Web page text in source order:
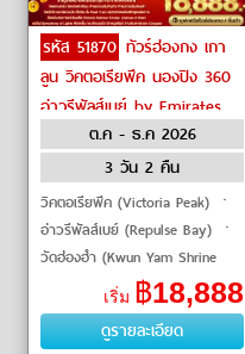
รหัส 51870 ทัวร์ฮ่องกง เกา
ลูน วิคตอเรียพีค นองปิง 360
อ่าวรีพัลส์เบย์ by Emirates
ต.ค - ธ.ค 2026
3 วัน 2 คืน
วิคตอเรียพีค (Victoria Peak) ㆍ
อ่าวรีพัลส์เบย์ (Repulse Bay) ㆍ
วัดฮ่องฮำ (Kwun Yam Shrine
Hung Hom) ㆍ วัดหวังต้าเซียน
(Wong Tai Sin Temple) ㆍ ล่อง
เรือวิกตอเรี
เริ่ม ฿18,888
ดูรายละเอียด